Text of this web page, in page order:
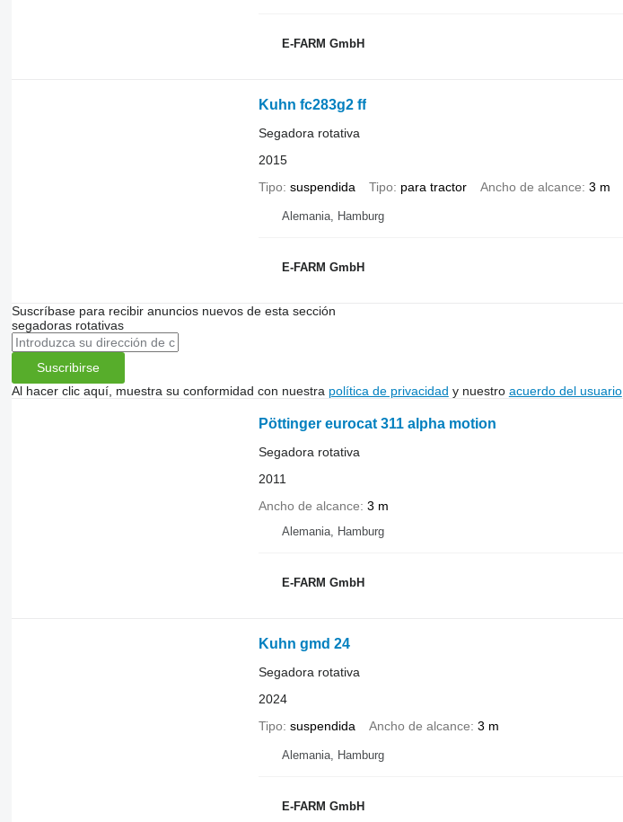
E-FARM GmbH
Kuhn fc283g2 ff
Segadora rotativa
2015
Tipo suspendida Tipo para tractor Ancho de alcance 3 m
Alemania, Hamburg
E-FARM GmbH
Suscríbase para recibir anuncios nuevos de esta sección
segadoras rotativas
Suscribirse
Al hacer clic aquí, muestra su conformidad con nuestra política de privacidad y nuestro acuerdo del usuario.
Pöttinger eurocat 311 alpha motion
Segadora rotativa
2011
Ancho de alcance 3 m
Alemania, Hamburg
E-FARM GmbH
Kuhn gmd 24
Segadora rotativa
2024
Tipo suspendida Ancho de alcance 3 m
Alemania, Hamburg
E-FARM GmbH